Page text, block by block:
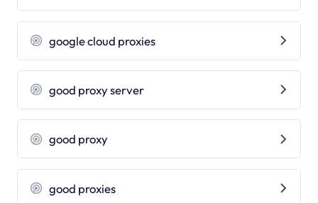
google cloud proxies
good proxy server
good proxy
good proxies